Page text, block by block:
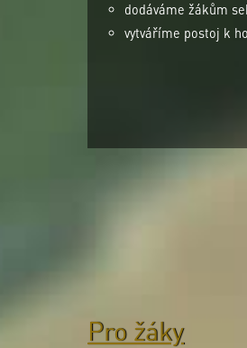
dodáváme žákům
vytváříme postoj k
Pro žáky